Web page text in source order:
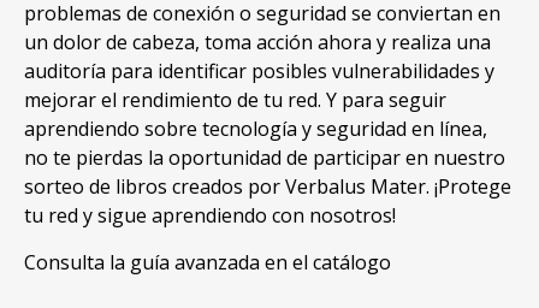
problemas de conexión o seguridad se conviertan en
un dolor de cabeza, toma acción ahora y realiza una
auditoría para identificar posibles vulnerabilidades y
mejorar el rendimiento de tu red. Y para seguir
aprendiendo sobre tecnología y seguridad en línea,
no te pierdas la oportunidad de participar en nuestro
sorteo de libros creados por Verbalus Mater. ¡Protege
tu red y sigue aprendiendo con nosotros!
Consulta la guía avanzada en el catálogo